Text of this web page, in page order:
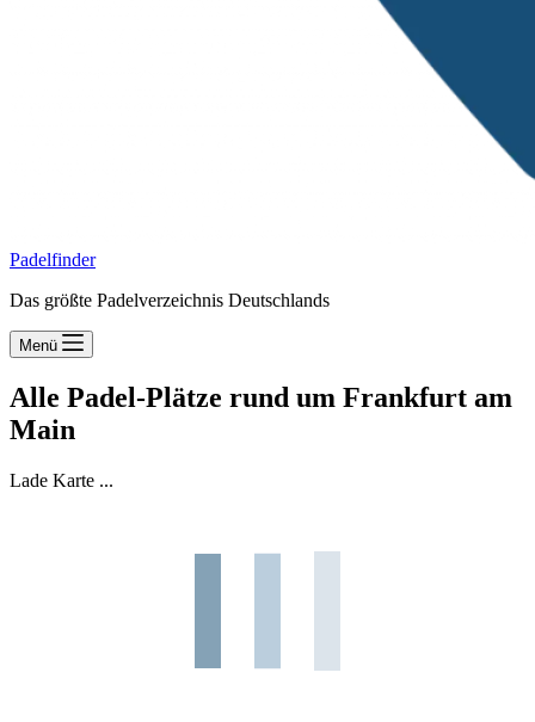
Padelfinder
Das größte Padelverzeichnis Deutschlands
Menü
Alle Padel-Plätze rund um Frankfurt am
Main
Lade Karte ...